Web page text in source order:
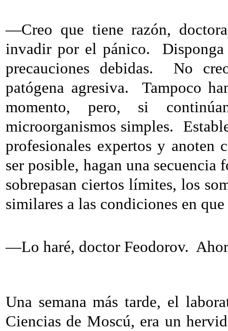
—Creo que tiene razón,
invadir por el pánico.
precauciones debidas.
No
patógena agresiva.
Tampoco
momento, pero, si
microorganismos simples.
profesionales expertos y anoten
ser posible, hagan una
sobrepasan ciertos límites, los
similares a las condiciones en
—Lo haré, doctor Feodorov.
Una semana más tarde, el
Ciencias de Moscú, era un